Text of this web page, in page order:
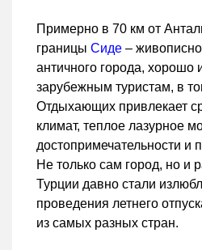
Примерно в 70 км от
границы Сиде –
античного города, хорошо
зарубежным туристам, в
Отдыхающих привлекает
климат, теплое лазурное
достопримечательности и
Не только сам город, но и
Турции давно стали
проведения летнего
из самых разных стран.